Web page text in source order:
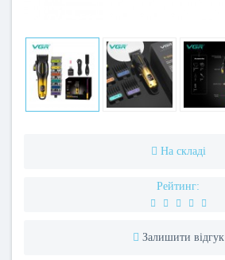
На складі
Рейтинг:
Залишити відгук